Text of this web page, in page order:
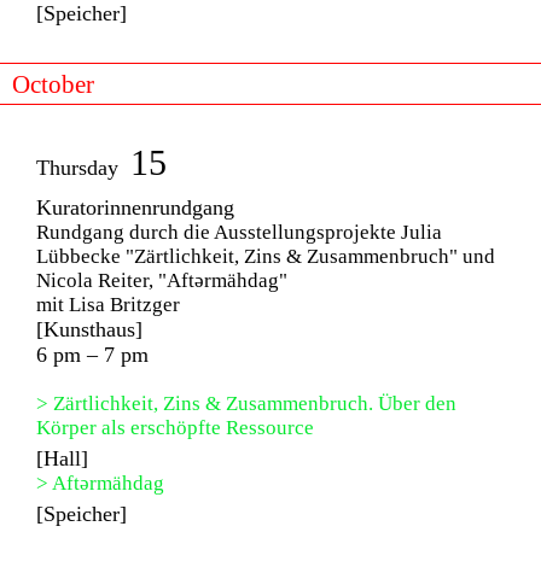
[Speicher]
October
Thursday 15
Kuratorinnenrundgang
Rundgang durch die Ausstellungsprojekte Julia
Lübbecke "Zärtlichkeit, Zins & Zusammenbruch" und
Nicola Reiter, "Aftərmähdag"
mit Lisa Britzger
[Kunsthaus]
6 pm – 7 pm
> Zärtlichkeit, Zins & Zusammenbruch. Über den
Körper als erschöpfte Ressource
[Hall]
> Aftərmähdag
[Speicher]